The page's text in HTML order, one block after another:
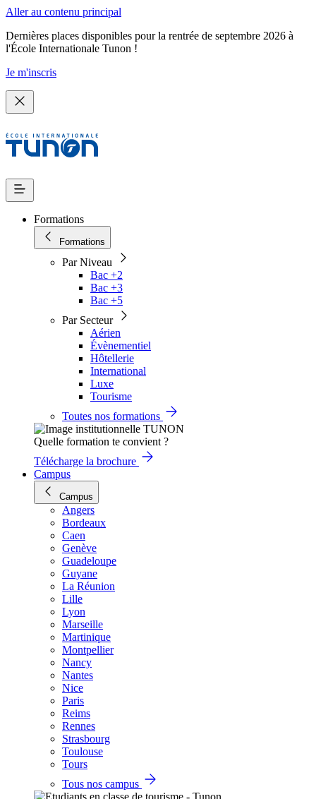
Aller au contenu principal
Dernières places disponibles pour la rentrée de septembre 2026 à
l'École Internationale Tunon !
Je m'inscris
Formations
Formations
Par Niveau
Bac +2
Bac +3
Bac +5
Par Secteur
Aérien
Évènementiel
Hôtellerie
International
Luxe
Tourisme
Toutes nos formations
Quelle formation te convient ?
Télécharge la brochure
Campus
Campus
Angers
Bordeaux
Caen
Genève
Guadeloupe
Guyane
La Réunion
Lille
Lyon
Marseille
Martinique
Montpellier
Nancy
Nantes
Nice
Paris
Reims
Rennes
Strasbourg
Toulouse
Tours
Tous nos campus